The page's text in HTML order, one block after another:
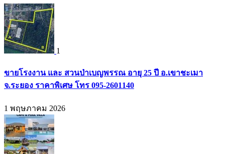
1
ขายโรงงาน และ สวนป่าเบญพรรณ อายุ 25 ปี อ.เขาชะเมา
จ.ระยอง ราคาพิเศษ โทร 095-2601140
1 พฤษภาคม 2026